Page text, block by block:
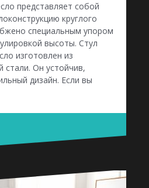
представляет собой
круглого
специальным упором
высоты. Стул
изготовлен из
стали. Он устойчив,
дизайн. Если вы